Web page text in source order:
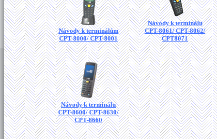
Návody k terminálům
CPT-8000/ CPT-8001
Návody k terminálu
CPT-8061/ CPT-8062/
CPT8071
Návody k terminálu
CPT-8600/ CPT-8630/
CPT-8660